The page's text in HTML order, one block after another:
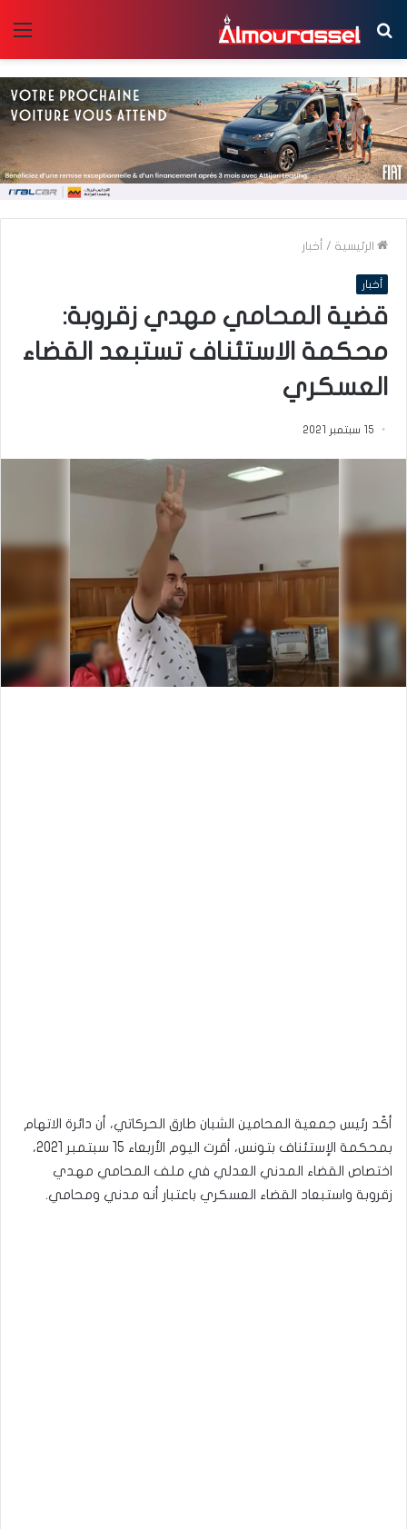
بحث
عن
الرئيسية / أخبار
أخبار
قضية المحامي مهدي زقروبة:
محكمة الاستئناف تستبعد القضاء
العسكري
15 سبتمبر 2021
أكّد رئيس جمعية المحامين الشبان طارق الحركاتي، أن دائرة الاتهام
بمحكمة الإستئناف بتونس، أقرت اليوم الأربعاء 15 سبتمبر 2021،
اختصاص القضاء المدني العدلي في ملف المحامي مهدي
زقروبة واستبعاد القضاء العسكري باعتبار أنه مدني ومحامي.